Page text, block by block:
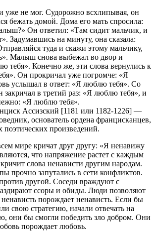
уже не мог. Судорожно всхлипывая, он
бежать домой. Дома его мать спросила:
Он ответил: «Там сидит мальчик, и
Задумавшись на минуту, она сказала:
туда и скажи этому мальчику,
Малыш снова выбежал во двор и
тебя». Конечно же, эти слова вернулись к
Он прокричал уже погромче: «Я
услышал в ответ: «Я люблю тебя». Со
закричал в третий раз: «Я люблю тебя», и
«Я люблю тебя».
Ассизский [1181 или 1182-1226] —
основатель ордена францисканцев,
поэтических произведений.
мире кричат друг другу: «Я ненавижу
что напряжение растет с каждым
слова ненависти другим народам.
прочно запутались в сети конфликтов.
другой. Соседи враждуют с
ссоры и обиды. Люди позволяют
ненависть порождает ненависть. Если бы
свою стратегию, начали отвечать на
они бы смогли победить зло добром. Они
порождает любовь.